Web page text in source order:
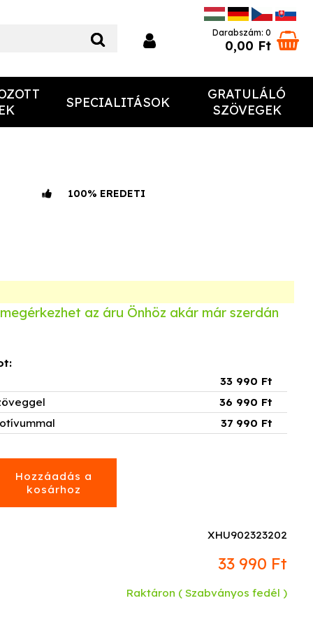
Darabszám: 0
0,00 Ft
SPECIALITÁSOK
GRATULÁLÓ
SZÖVEGEK
100% EREDETI
az áru Önhöz akár már szerdán
33 990 Ft
36 990 Ft
37 990 Ft
XHU902323202
33 990 Ft
Raktáron ( Szabványos fedél )